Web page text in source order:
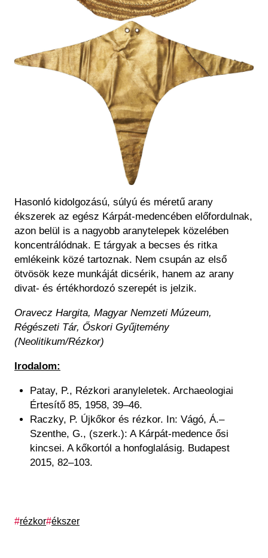
Hasonló kidolgozású, súlyú és méretű arany
ékszerek az egész Kárpát-medencében előfordulnak,
azon belül is a nagyobb aranytelepek közelében
koncentrálódnak. E tárgyak a becses és ritka
emlékeink közé tartoznak. Nem csupán az első
ötvösök keze munkáját dicsérik, hanem az arany
divat- és értékhordozó szerepét is jelzik.
Oravecz Hargita, Magyar Nemzeti Múzeum,
Régészeti Tár, Őskori Gyűjtemény
(Neolitikum/Rézkor)
Irodalom:
Patay, P., Rézkori aranyleletek. Archaeologiai
Értesítő 85, 1958, 39–46.
Raczky, P. Újkőkor és rézkor. In: Vágó, Á.–
Szenthe, G., (szerk.): A Kárpát-medence ősi
kincsei. A kőkortól a honfoglalásig. Budapest
2015, 82–103.
Címkék
rézkor ékszer